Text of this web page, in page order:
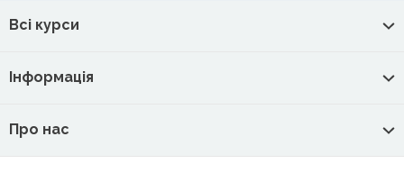
Всі курси
Інформація
Про нас